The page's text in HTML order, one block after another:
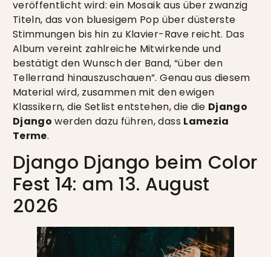
veröffentlicht wird: ein Mosaik aus über zwanzig
Titeln, das von bluesigem Pop über düsterste
Stimmungen bis hin zu Klavier-Rave reicht. Das
Album vereint zahlreiche Mitwirkende und
bestätigt den Wunsch der Band, “über den
Tellerrand hinauszuschauen”. Genau aus diesem
Material wird, zusammen mit den ewigen
Klassikern, die Setlist entstehen, die die Django
Django werden dazu führen, dass Lamezia
Terme.
Django Django beim Color
Fest 14: am 13. August
2026